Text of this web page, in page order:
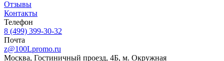
Отзывы
Контакты
Телефон
8 (499) 399-30-32
Почта
z@100Lpromo.ru
Москва, Гостиничный проезд, 4Б, м. Окружная